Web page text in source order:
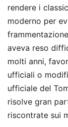
rendere i
moderno per
aveva reso
molti anni,
ufficiali o
ufficiale del
risolve gran
riscontrate sui